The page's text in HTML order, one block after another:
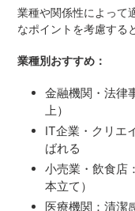
業種や関係性によって
なポイントを考慮する
業種別おすすめ：
金融機関・法律
上）
IT企業・クリエ
ばれる
小売業・飲食店
本立て）
医療機関：清潔